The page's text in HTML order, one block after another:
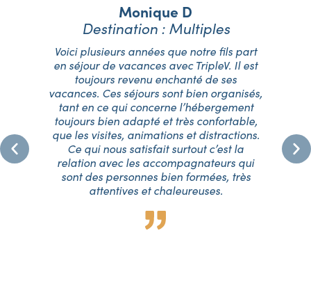
Voici plusieurs années que notre fils part
en séjour de vacances avec TripleV. Il est
toujours revenu enchanté de ses
vacances. Ces séjours sont bien organisés,
tant en ce qui concerne l’hébergement
toujours bien adapté et très confortable,
que les visites, animations et distractions.
Ce qui nous satisfait surtout c’est la
relation avec les accompagnateurs qui
sont des personnes bien formées, très
attentives et chaleureuses.
Monique D
Destination : Multiples